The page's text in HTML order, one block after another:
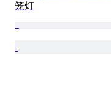
笼灯